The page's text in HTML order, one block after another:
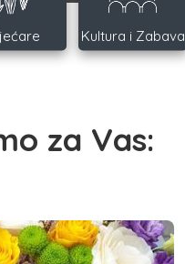
Kultura i Zabava
za Vas: